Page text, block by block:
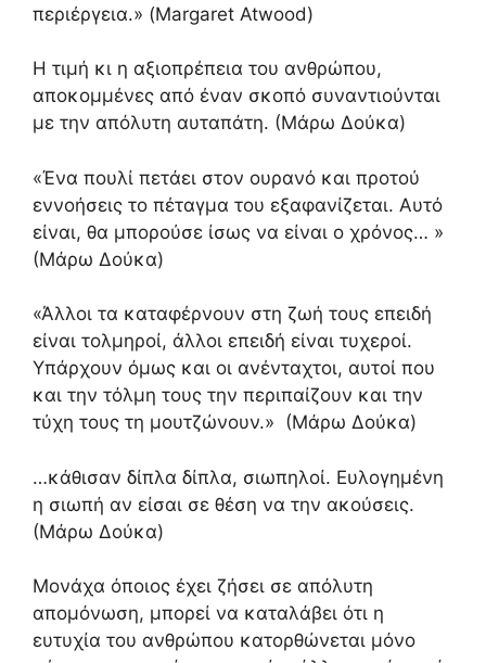
περιέργεια.» (Margaret Atwood)
Η τιμή κι η αξιοπρέπεια του ανθρώπου,
αποκομμένες από έναν σκοπό συναντιούνται
με την απόλυτη αυταπάτη. (Μάρω Δούκα)
«Ένα πουλί πετάει στον ουρανό και προτού
εννοήσεις το πέταγμα του εξαφανίζεται. Αυτό
είναι, θα μπορούσε ίσως να είναι ο χρόνος… »
(Μάρω Δούκα)
«Άλλοι τα καταφέρνουν στη ζωή τους επειδή
είναι τολμηροί, άλλοι επειδή είναι τυχεροί.
Υπάρχουν όμως και οι ανένταχτοι, αυτοί που
και την τόλμη τους την περιπαίζουν και την
τύχη τους τη μουτζώνουν.» (Μάρω Δούκα)
…κάθισαν δίπλα δίπλα, σιωπηλοί. Ευλογημένη
η σιωπή αν είσαι σε θέση να την ακούσεις.
(Μάρω Δούκα)
Μονάχα όποιος έχει ζήσει σε απόλυτη
απομόνωση, μπορεί να καταλάβει ότι η
ευτυχία του ανθρώπου κατορθώνεται μόνο